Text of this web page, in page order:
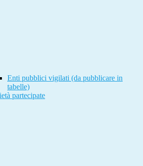
Enti pubblici vigilati (da pubblicare in
tabelle)
partecipate